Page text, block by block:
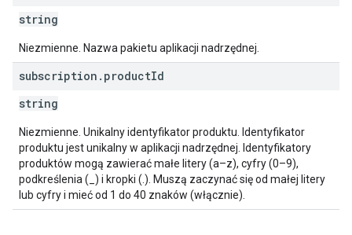
string
Niezmienne. Nazwa pakietu aplikacji nadrzędnej.
subscription . productId
string
Niezmienne. Unikalny identyfikator produktu. Identyfikator
produktu jest unikalny w aplikacji nadrzędnej. Identyfikatory
produktów mogą zawierać małe litery (a–z), cyfry (0–9),
podkreślenia (_) i kropki (.). Muszą zaczynać się od małej litery
lub cyfry i mieć od 1 do 40 znaków (włącznie).